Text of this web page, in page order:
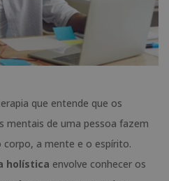
que entende que os
de uma pessoa fazem
a mente e o espírito.
holística envolve conhecer os